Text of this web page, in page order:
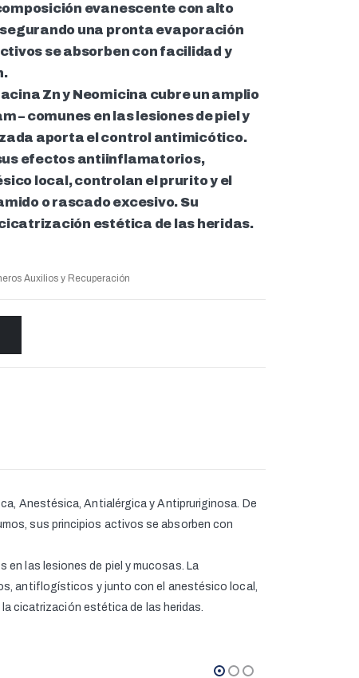
evanescente con alto
una pronta evaporación
se absorben con facilidad y
Zn y Neomicina cubre un amplio
– comunes en las lesiones de piel y
aporta el control antimicótico.
efectos antiinflamatorios,
local, controlan el prurito y el
o rascado excesivo. Su
estética de las heridas.
Auxilios y Recuperación
Anestésica, Antialérgica y Antipruriginosa. De
sus principios activos se absorben con
en las lesiones de piel y mucosas. La
antiflogísticos y junto con el anestésico local,
cicatrización estética de las heridas.